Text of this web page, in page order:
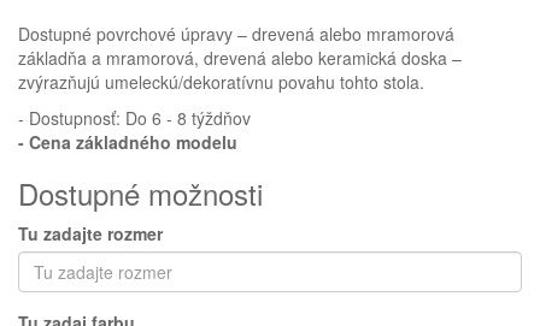
Dostupné povrchové úpravy – drevená alebo mramorová
základňa a mramorová, drevená alebo keramická doska –
zvýrazňujú umeleckú/dekoratívnu povahu tohto stola.
- Dostupnosť: Do 6 - 8 týždňov
- Cena základného modelu
Dostupné možnosti
Tu zadajte rozmer